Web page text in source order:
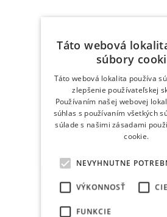
Táto webová
súbory
Táto webová lokalita používa
zlepšenie používateľskej
Používaním našej webovej
súhlas s používaním všetkých
súlade s našimi zásadami
cookie.
NEVYHNUTNE
VÝKONNOSŤ
FUNKCIE